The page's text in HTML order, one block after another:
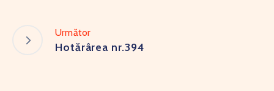
Următor
Hotărârea nr.394